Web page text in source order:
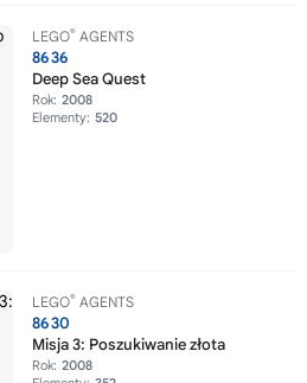
LEGO® AGENTS
8636
Deep Sea Quest
Rok: 2008
Elementy: 520
LEGO® AGENTS
8630
Misja 3: Poszukiwanie złota
Rok: 2008